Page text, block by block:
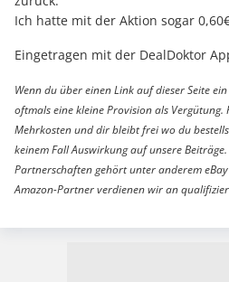
Ich hatte mit der Aktion sogar
Eingetragen mit der DealDoktor
Wenn du über einen Link auf dieser Seite
oftmals eine kleine Provision als
Mehrkosten und dir bleibt frei wo du
keinem Fall Auswirkung auf unsere
Partnerschaften gehört unter anderem
Amazon-Partner verdienen wir an